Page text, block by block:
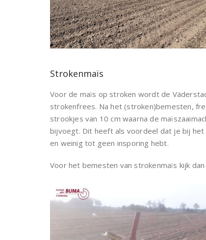
Strokenmaïs
Voor de maïs op stroken wordt de
strokenfrees. Na het (stroken)bemesten,
strookjes van 10 cm waarna de
bijvoegt. Dit heeft als voordeel dat je bij
en weinig tot geen insporing hebt.
Voor het bemesten van strokenmaïs kijk